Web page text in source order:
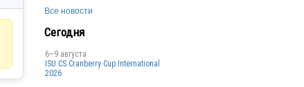
Все новости
Сегодня
6–9 августа
ISU CS Cranberry Cup International
2026